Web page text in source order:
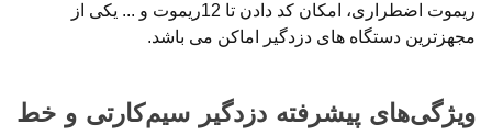
ریموت اضطراری، امکان کد دادن تا 12ریموت و ... یکی از
مجهزترین دستگاه های دزدگیر اماکن می باشد.
ویژگی‌های پیشرفته دزدگیر سیم‌کارتی و خط